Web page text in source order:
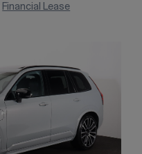
Financial Lease